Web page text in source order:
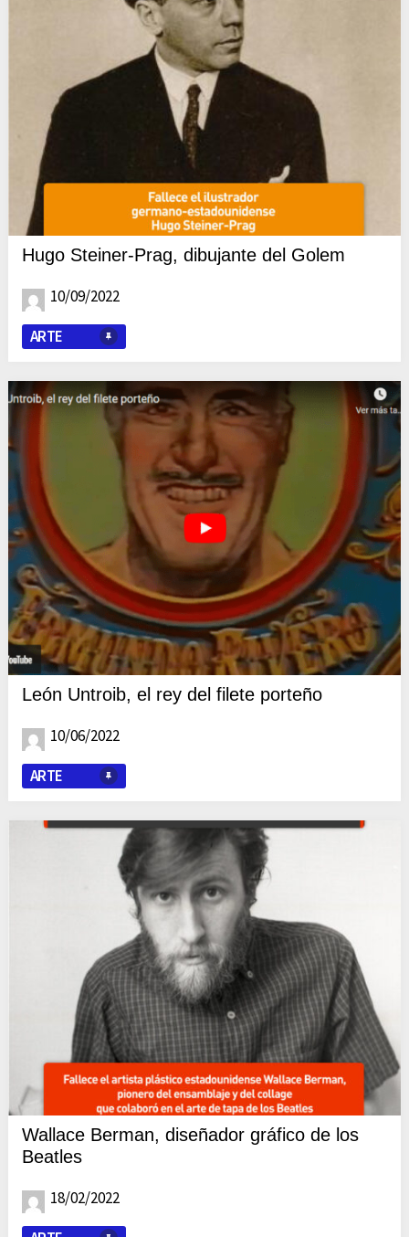
Hugo Steiner-Prag, dibujante del Golem
10/09/2022
ARTE
León Untroib, el rey del filete porteño
10/06/2022
ARTE
Wallace Berman, diseñador gráfico de los
Beatles
18/02/2022